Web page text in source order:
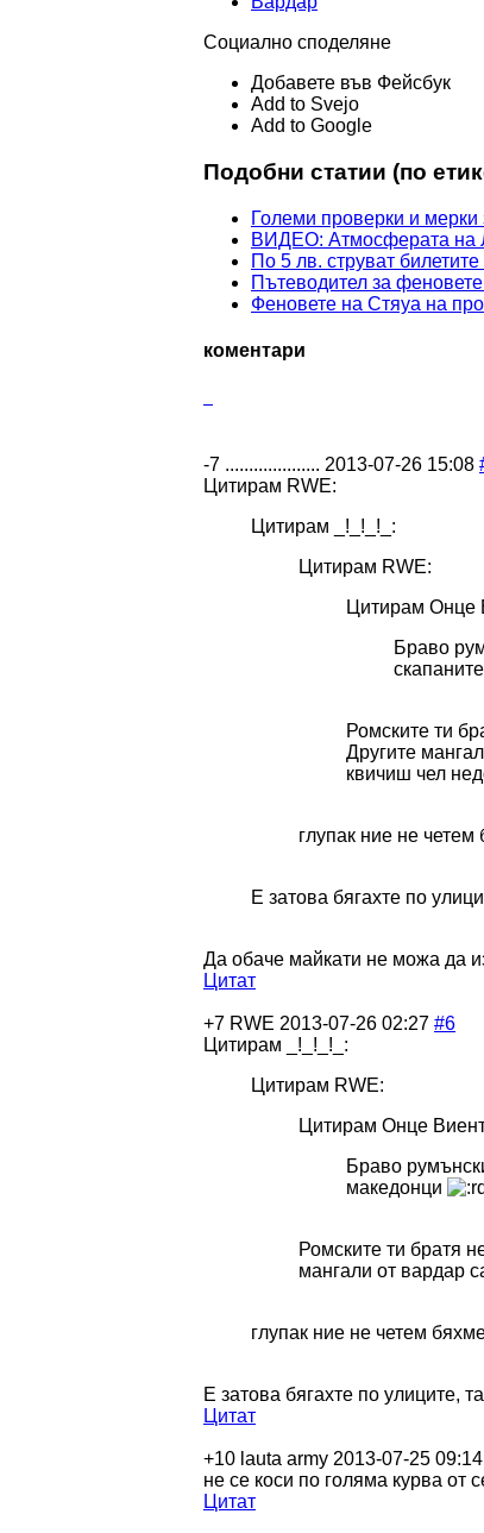
Социално споделяне
Добавете във Фейсбук
Add to Svejo
Add to Google
Подобни статии (по
Големи проверки и мерки
ВИДЕО: Атмосферата на
По 5 лв. струват
Пътеводител за
Феновете на Стяуа на
коментари
-7 .................... 2013-07-26 15:08
Цитирам RWE:
Цитирам _!_!_!_:
Цитирам RWE:
Цитирам Онце
Браво
Ромските ти
Другите
квичиш чел
глупак ние не
E затова бягахте по
Да обаче майкати не можа да
Цитат
+7 RWE 2013-07-26 02:27 #6
Цитирам _!_!_!_:
Цитирам RWE:
Цитирам Онце
Браво
македонци
Ромските ти братя
мангали от вардар
глупак ние не четем
E затова бягахте по улиците,
Цитат
+10 lauta army 2013-07-25 09:14
не се коси по голяма курва от
Цитат